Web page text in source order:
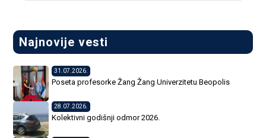
Najnovije vesti
31.07.2026.
Poseta profesorke Žang Žang Univerzitetu Beopolis
28.07.2026.
Kolektivni godišnji odmor 2026.